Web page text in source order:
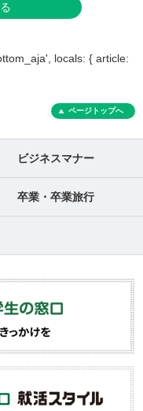
locals: { article:
ページトップへ
ビジネスマナー
卒業・卒業旅行